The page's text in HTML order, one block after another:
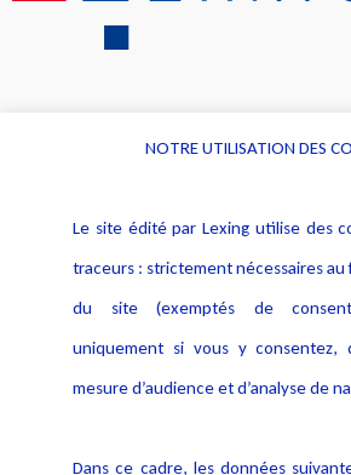
Alerte professionnelle
Déclaration d'accessibilité
Notice Légale
Politique de protection des
données
NOTRE UTILISATION DES
Le site édité par Lexing utilise des
traceurs : strictement nécessaires
du site (exemptés de
uniquement si vous y consentez,
mesure d’audience et d’analyse de
Dans ce cadre, les données